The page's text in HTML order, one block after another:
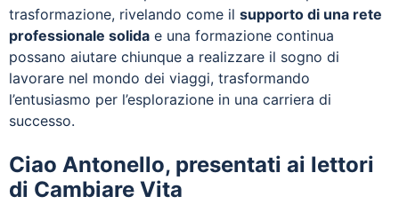
trasformazione, rivelando come il supporto di una rete
professionale solida e una formazione continua
possano aiutare chiunque a realizzare il sogno di
lavorare nel mondo dei viaggi, trasformando
l’entusiasmo per l’esplorazione in una carriera di
successo.
Ciao Antonello, presentati ai lettori
di Cambiare Vita